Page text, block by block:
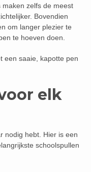
zelfs de meest
Bovendien
om langer plezier te
te hoeven doen.
een saaie, kapotte pen
elk
nodig hebt. Hier is een
schoolspullen